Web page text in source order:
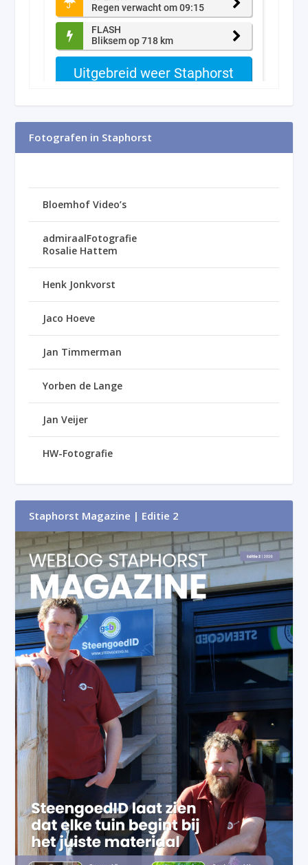
Fotografen in Staphorst
Bloemhof Video’s
admiraalFotografie
Rosalie Hattem
Henk Jonkvorst
Jaco Hoeve
Jan Timmerman
Yorben de Lange
Jan Veijer
HW-Fotografie
Staphorst Magazine | Editie 2